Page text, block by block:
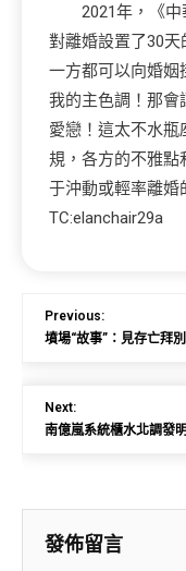
2021年，《
對離婚設置了30天
一方都可以向婚姻
我的主色調！那會
愛戀！這太不水
規，各方的不雅點
于沖動或輕率離婚
TC:elanchair29a
Previous:
墳場“故事”：見存亡拜
Next:
南億嵐系統櫃水北調發
發佈留言